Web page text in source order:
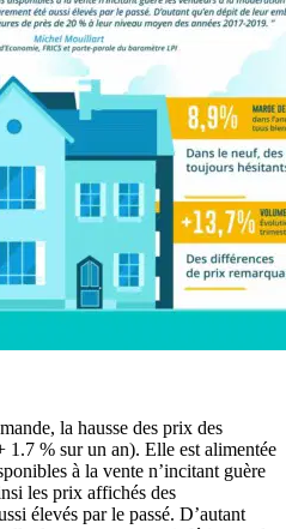
la hausse des prix des
1.7 % sur un an). Elle est alimentée
à la vente n’incitant guère
les prix affichés des
élevés par le passé. D’autant